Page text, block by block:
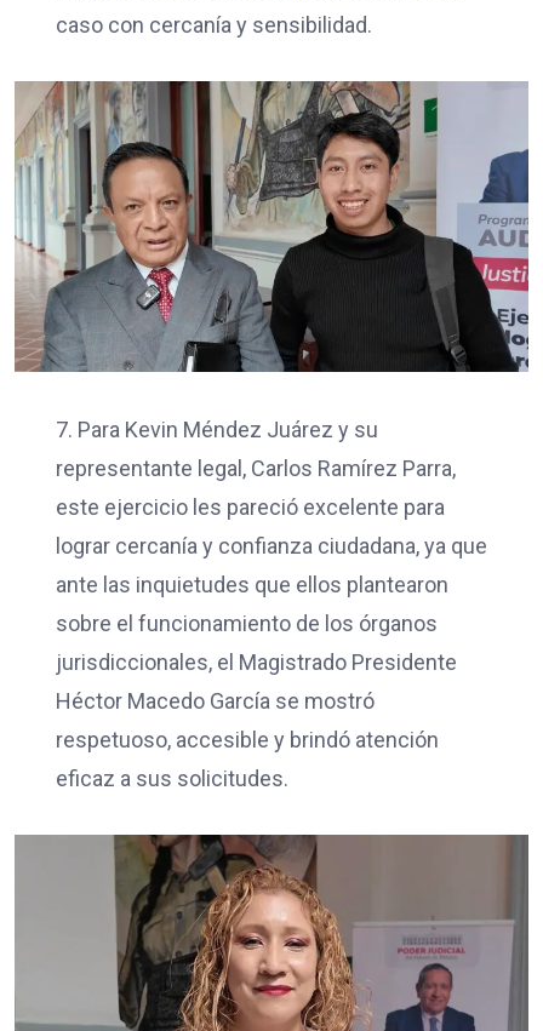
caso con cercanía y sensibilidad.
7. Para Kevin Méndez Juárez y su
representante legal, Carlos Ramírez Parra,
este ejercicio les pareció excelente para
lograr cercanía y confianza ciudadana, ya que
ante las inquietudes que ellos plantearon
sobre el funcionamiento de los órganos
jurisdiccionales, el Magistrado Presidente
Héctor Macedo García se mostró
respetuoso, accesible y brindó atención
eficaz a sus solicitudes.